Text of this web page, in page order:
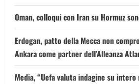
Oman, colloqui con Iran su Hormuz
Erdogan, patto della Mecca non
Ankara come partner dell’Alleanza
Media, “Uefa valuta indagine su